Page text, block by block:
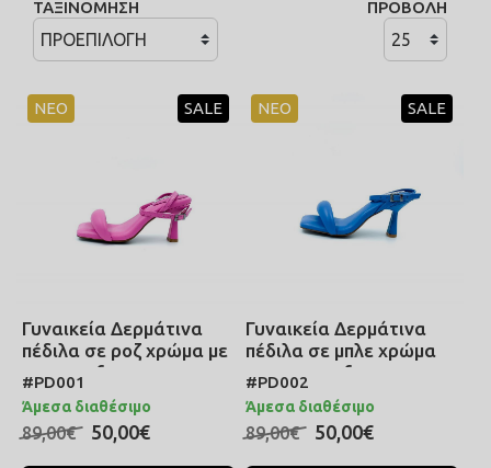
ΣΑΜΠΟ
ΠΑΝΩΦΟΡΙΑ
ΚΟΡΜΑΚΙΑ
ΚΑΦΤΑΝΙΑ
ΠΕΤΣΕΤΕΣ ΠΑΡΕΟ
ΠΟΡΤΟΦΟΛΙΑ
ΤΑΞΙΝΟΜΗΣΗ ΠΡΟΒΟΛΗ
ΝΕΟ SALE
Γυναικεία Δερμάτινα
πέδιλα σε ροζ χρώμα με
memory foam
ανατομικά και
ρυθμιζόμενο λουράκι
που δένει στον
#PD001
Άμεσα διαθέσιμο
89,00€ 50,00€
ΝΕΟ SALE
Γυναικεία Δερμάτινα
πέδιλα σε μπλε χρώμα
με memory foam
ανατομικά και
ρυθμιζόμενο λουράκι
που δένει στον
#PD002
Άμεσα διαθέσιμο
89,00€ 50,00€